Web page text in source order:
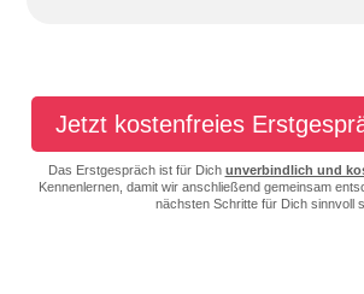
Jetzt kostenfreies
Das Erstgespräch ist für Dich unverbindlich und
Kennenlernen, damit wir anschließend gemeinsam
nächsten Schritte für Dich sinnvoll